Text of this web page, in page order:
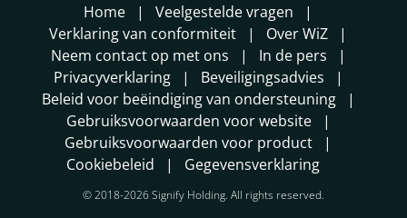
Home
Veelgestelde vragen
Verklaring van conformiteit
Over WiZ
Neem contact op met ons
In de pers
Privacyverklaring
Beveiligingsadvies
Beleid voor beëindiging van ondersteuning
Gebruiksvoorwaarden voor website
Gebruiksvoorwaarden voor product
Cookiebeleid
Gegevensverklaring
© 2018-2026 Signify Holding. All rights reserved.